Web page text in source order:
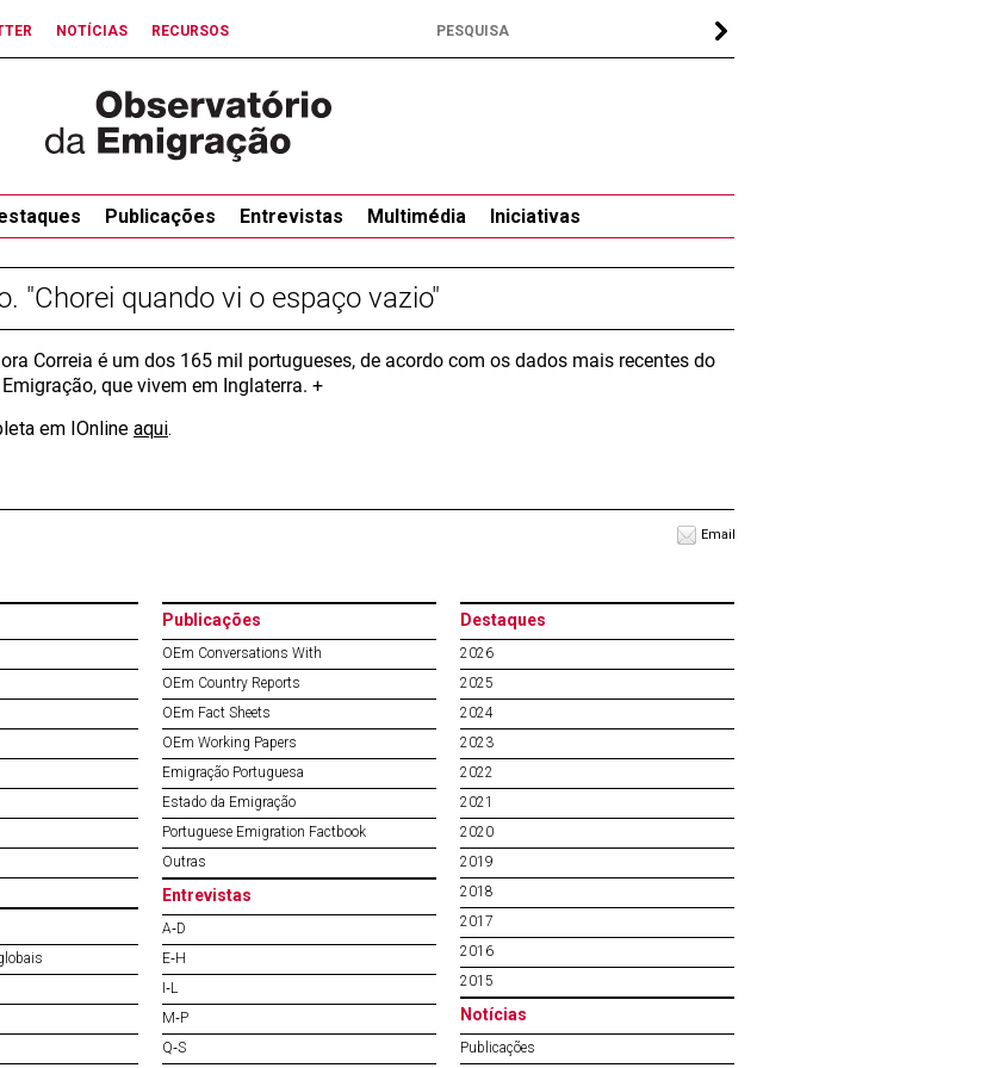
NOTÍCIAS RECURSOS
Publicações Entrevistas Multimédia Iniciativas
"Chorei quando vi o espaço vazio"
Correia é um dos 165 mil portugueses, de acordo com os dados mais recentes do
que vivem em Inglaterra. +
em IOnline aqui.
Email
Publicações
OEm Conversations With
OEm Country Reports
OEm Fact Sheets
OEm Working Papers
Emigração Portuguesa
Estado da Emigração
Portuguese Emigration Factbook
Outras
Entrevistas
A‐D
E‐H
I‐L
M‐P
Q‐S
Destaques
2026
2025
2024
2023
2022
2021
2020
2019
2018
2017
2016
2015
Notícias
Publicações